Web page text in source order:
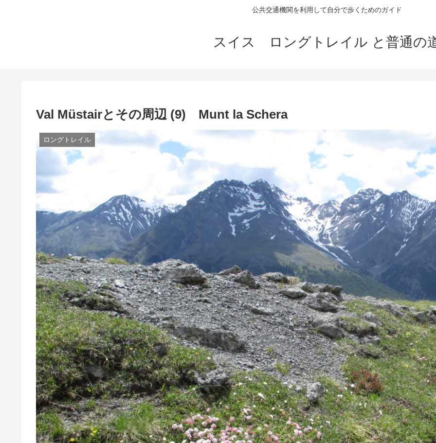
公共交通機関を利用して自分で歩くためのガイド
スイス ロングトレイル と普通の
Val Müstairとその周辺 (9) Munt la Schera
ロングトレイル